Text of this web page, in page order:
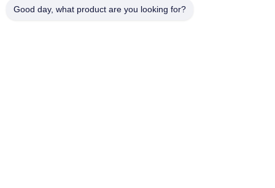
Hand-selfie Stock
Good day, what product are you looking for?